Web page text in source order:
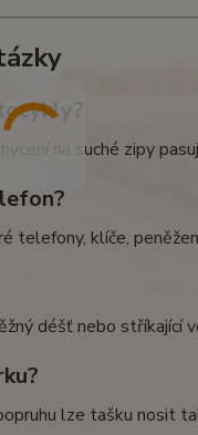
na suché zipy
telefony, klíče,
déšť nebo stříkající
lze tašku nosit